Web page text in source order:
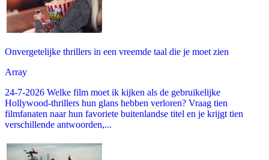
Onvergetelijke thrillers in een vreemde taal die je moet zien
Array
24-7-2026 Welke film moet ik kijken als de gebruikelijke
Hollywood-thrillers hun glans hebben verloren? Vraag tien
filmfanaten naar hun favoriete buitenlandse titel en je krijgt tien
verschillende antwoorden,...